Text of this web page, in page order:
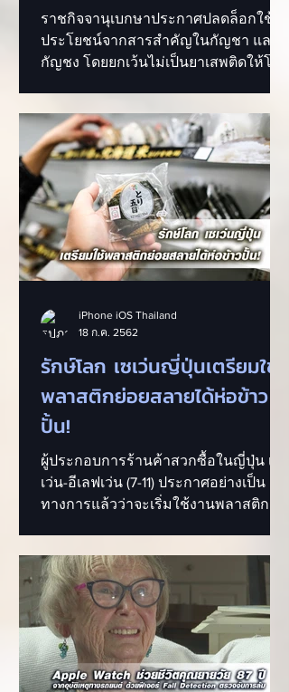
ราชกิจจานุเบกษาประกาศปลดล็อกใช้
ประโยชน์จากสารสำคัญในกัญชา และ
กัญชง โดยยกเว้นไม่เป็นยาเสพติดให้โทษ
รักษ์โลก เซเว่นญี่ปุ่นเตรียมใช้
พลาสติกย่อยสลายได้ห่อข้าว
ปั้น!
ผู้ประกอบการร้านค้าสวกซื้อในญี่ปุ่น เซ
เว่น-อีเลฟเว่น (7-11) ประกาศอย่างเป็น
ทางการแล้วว่าจะเริ่มใช้งานพลาสติก
iPhone iOS Thailand
18 ก.ค. 2562